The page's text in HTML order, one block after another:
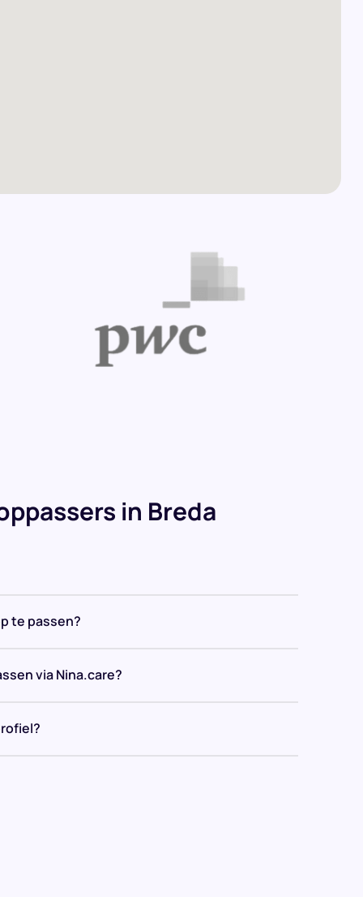
in Breda
te passen?
via Nina.care?